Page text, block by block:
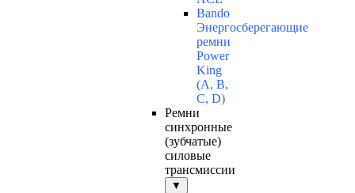
Bando
Энергосберегающие
ремни
Power
King
(A, B,
C, D)
Ремни
синхронные
(зубчатые)
силовые
трансмиссии
▼